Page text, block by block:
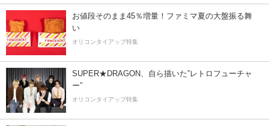
お値段そのまま45％増量！ファミマ夏の大盤振る舞
い
オリコンタイアップ特集
SUPER★DRAGON、自ら描いた”レトロフューチャ
ー”
オリコンタイアップ特集